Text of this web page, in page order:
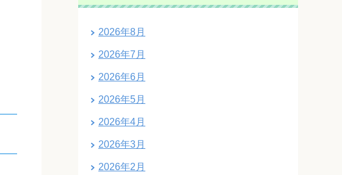
2026年8月
2026年7月
2026年6月
2026年5月
2026年4月
2026年3月
2026年2月